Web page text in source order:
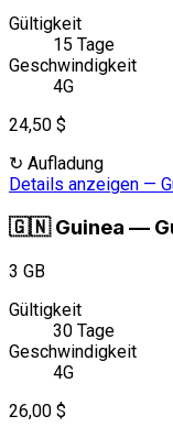
Gültigkeit
15 Tage
Geschwindigkeit
4G
24,50 $
↻ Aufladung
Details anzeigen —
🇬🇳 Guinea —
3 GB
Gültigkeit
30 Tage
Geschwindigkeit
4G
26,00 $